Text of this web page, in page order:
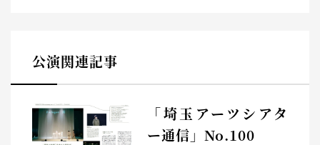
公演関連記事
「埼玉アーツシアタ
ー通信」No.100